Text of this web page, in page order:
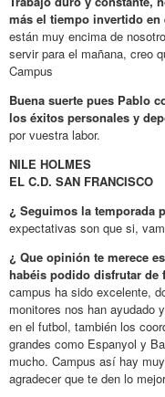
más el tiempo invertido en
están muy encima de
servir para el mañana, creo
Campus
Buena suerte pues Pablo
los éxitos personales y
por vuestra labor.
NILE HOLMES
EL C.D. SAN FRANCISCO
¿ Seguimos la temporada
expectativas son que si,
¿ Que opinión te merece
habéis podido disfrutar
campus ha sido excelente,
monitores nos han ayudado
en el futbol, también los
grandes como Espanyol y
mucho. Campus así hay
agradecer que te den lo